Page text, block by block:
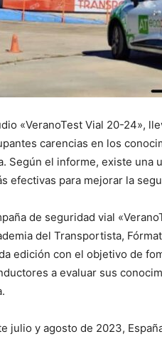
«VeranoTest Vial 20-24»,
carencias en los
Según el informe, existe una
efectivas para mejorar la
de seguridad vial
del Transportista,
edición con el objetivo de
a evaluar sus
julio y agosto de 2023,